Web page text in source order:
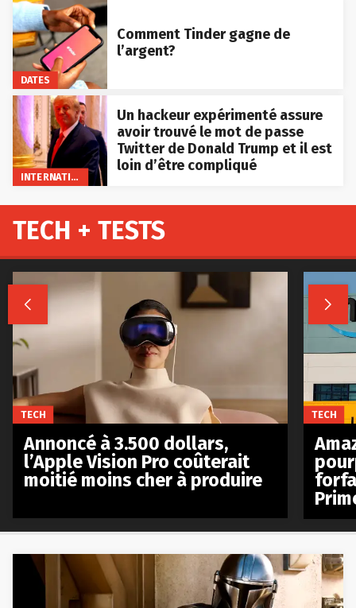
DATES
Comment Tinder gagne de
l’argent?
INTERNATIONAL
Un hackeur expérimenté assure
avoir trouvé le mot de passe
Twitter de Donald Trump et il est
loin d’être compliqué
TECH + TESTS
 
TECH
Annoncé à 3.500 dollars,
l’Apple Vision Pro coûterait
moitié moins cher à produire
TECH